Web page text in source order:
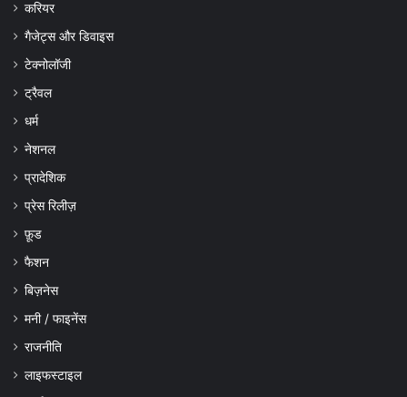
करियर
गैजेट्स और डिवाइस
टेक्नोलॉजी
ट्रैवल
धर्म
नेशनल
प्रादेशिक
प्रेस रिलीज़
फ़ूड
फैशन
बिज़नेस
मनी / फाइनेंस
राजनीति
लाइफस्टाइल